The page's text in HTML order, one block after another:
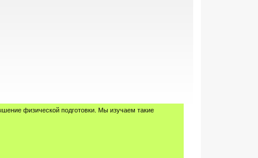
физической подготовки. Мы изучаем такие